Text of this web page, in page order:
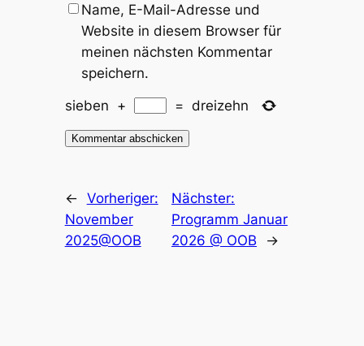
Name, E-Mail-Adresse und
Website in diesem Browser für
meinen nächsten Kommentar
speichern.
sieben + = dreizehn
← Vorheriger:
November
2025@OOB
Nächster:
Programm Januar
2026 @ OOB
→